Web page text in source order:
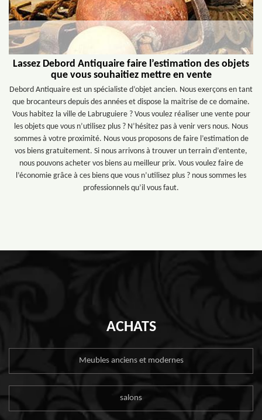
Lassez Debord Antiquaire faire l’estimation des objets
que vous souhaitiez mettre en vente
Debord Antiquaire est un spécialiste d’objet ancien. Nous exerçons en tant
que brocanteurs depuis des années et dispose la maitrise de ce domaine.
Vous habitez la ville de Labruguiere ? Vous voulez réaliser une vente pour
les objets que vous n’utilisez plus ? N’hésitez pas à venir vers nous. Nous
sommes à votre proximité. Nous vous proposons de faire l’estimation de
vos biens gratuitement. Si nous arrivons à trouver un terrain d’entente,
nous pouvons acheter vos biens au meilleur prix. Vous voulez faire de
l’économie grâce à ces biens que vous n’utilisez plus ? nous sommes les
professionnels qu’il vous faut.
ACHATS
Meubles anciens et modernes
salons